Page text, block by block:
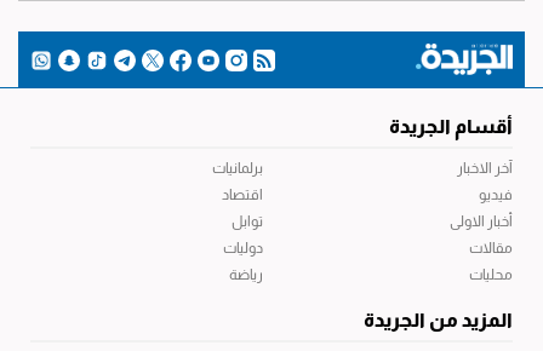
أقسام الجريدة
آخر الاخبار
فيديو
أخبار الاولى
مقالات
محليات
برلمانيات
اقتصاد
توابل
دوليات
رياضة
المزيد من الجريدة